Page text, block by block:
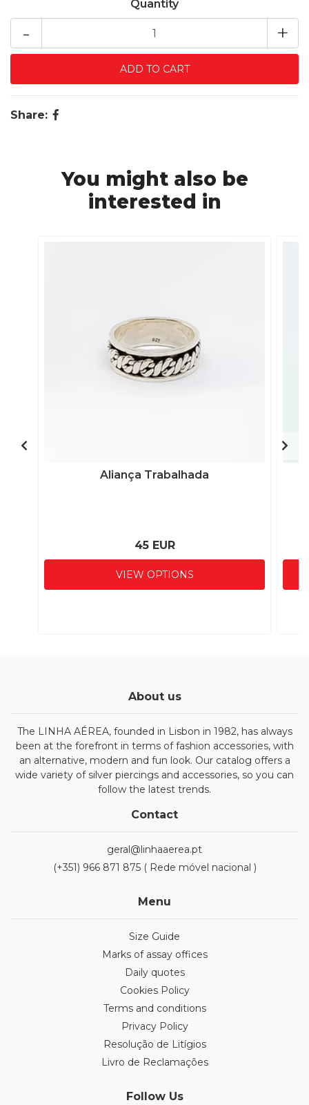
Quantity
+
-
Share:
You might also be
interested in
Aliança Trabalhada
45 EUR
VIEW OPTIONS
About us
The LINHA AÉREA, founded in Lisbon in 1982, has always
been at the forefront in terms of fashion accessories, with
an alternative, modern and fun look. Our catalog offers a
wide variety of silver piercings and accessories, so you can
follow the latest trends.
Contact
geral@linhaaerea.pt
(+351) 966 871 875 ( Rede móvel nacional )
Menu
Size Guide
Marks of assay offices
Daily quotes
Cookies Policy
Terms and conditions
Privacy Policy
Resolução de Litígios
Livro de Reclamações
Follow Us